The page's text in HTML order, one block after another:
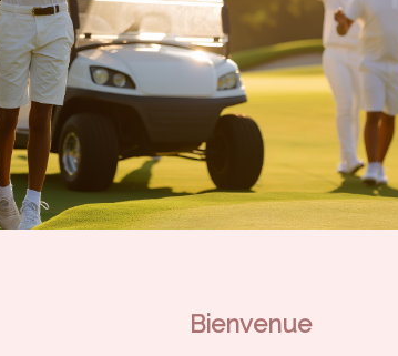
Bienvenue